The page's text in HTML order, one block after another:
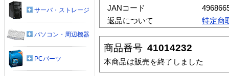
JANコード
返品について
特定商
商品番号 41014232
本商品は販売を終了しました
サーバ・ストレージ
パソコン・周辺機器
PCパーツ